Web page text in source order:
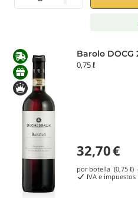
Barolo DOCG
0,75 ℓ
32,70€
por botella (0,75 ℓ)
IVA e impuestos